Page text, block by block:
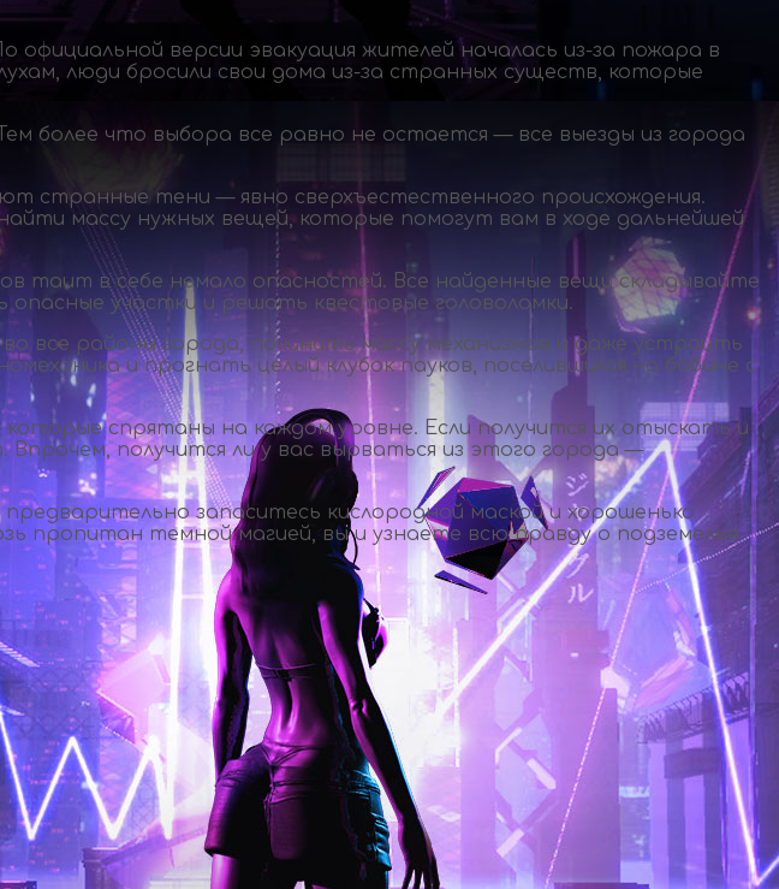
официальной версии эвакуация жителей началась из-за пожара в
люди бросили свои дома из-за странных существ, которые
более что выбора все равно не остается — все выезды из города
странные тени — явно сверхъестественного происхождения.
массу нужных вещей, которые помогут вам в ходе дальнейшей
таит в себе немало опасностей. Все найденные вещи складывайте
участки и решать квестовые головоломки.
все районы города, починить массу механизмов и даже устроить
и прогнать целый клубок пауков, поселившихся на бобине с
спрятаны на каждом уровне. Если получится их отыскать и
получится ли у вас вырваться из этого города —
запаситесь кислородной маской и хорошенько
пропитан темной магией, вы и узнаете всю правду о подземелье